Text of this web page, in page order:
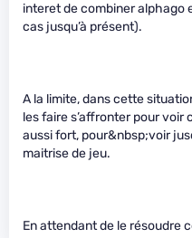
interet de combiner alphago
cas jusqu’à présent).
A la limite, dans cette
les faire s’affronter pour
aussi fort, pour&nbsp;voir
maitrise de jeu.
En attendant de le résoudre